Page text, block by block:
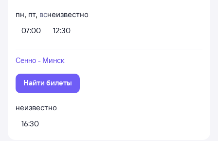
пн, пт, вс
07:00
неизвестно
12:30
Сенно - Минск
Найти билеты
неизвестно
16:30